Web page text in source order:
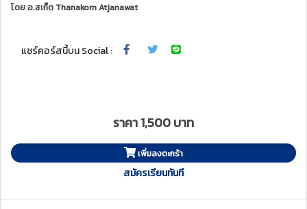
โดยอ.สเก็ต Thanakorn Atjanawat
แชร์คอร์สนี้บน Social :
ราคา 1,500 บาท
เพิ่มลงตะกร้า
สมัครเรียนทันที